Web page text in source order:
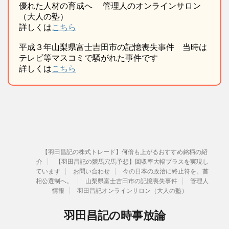
優れた人材の育成へ 管理人のオンラインサロン
（大人の塾）
詳しくはこちら
平成３年山梨県富士吉田市の記憶喪失事件 当時は
テレビ等マスコミで騒がれた事件です
詳しくはこちら
【羽田昌記の株式トレード】何倍も上がるおすすめ銘柄の紹
介
【羽田昌記の競馬穴馬予想】回収率大幅プラスを実現し
ています
お問い合わせ
今の日本の政治に終止符を。首
相公選制へ。
山梨県富士吉田市の記憶喪失事件
管理人
情報
羽田昌記オンラインサロン（大人の塾）
羽田昌記の時事放論